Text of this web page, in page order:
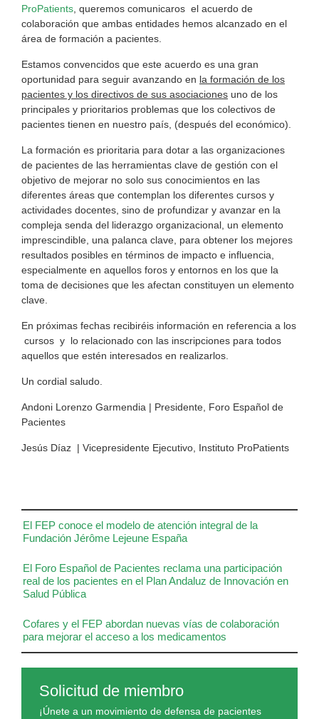
El FEP conoce el modelo de atención integral de la
Fundación Jérôme Lejeune España
El Foro Español de Pacientes reclama una participación
real de los pacientes en el Plan Andaluz de Innovación en
Salud Pública
Cofares y el FEP abordan nuevas vías de colaboración
para mejorar el acceso a los medicamentos
Solicitud de miembro
¡Únete a un movimiento de defensa de pacientes
ProPatients , queremos comunicaros el acuerdo de
colaboración que ambas entidades hemos alcanzado en el
área de formación a pacientes.
Estamos convencidos que este acuerdo es una gran
oportunidad para seguir avanzando en la formación de los
pacientes y los directivos de sus asociaciones uno de los
principales y prioritarios problemas que los colectivos de
pacientes tienen en nuestro país, (después del económico).
La formación es prioritaria para dotar a las organizaciones
de pacientes de las herramientas clave de gestión con el
objetivo de mejorar no solo sus conocimientos en las
diferentes áreas que contemplan los diferentes cursos y
actividades docentes, sino de profundizar y avanzar en la
compleja senda del liderazgo organizacional, un elemento
imprescindible, una palanca clave, para obtener los mejores
resultados posibles en términos de impacto e influencia,
especialmente en aquellos foros y entornos en los que la
toma de decisiones que les afectan constituyen un elemento
clave.
En próximas fechas recibiréis información en referencia a los
cursos y lo relacionado con las inscripciones para todos
aquellos que estén interesados en realizarlos.
Un cordial saludo.
Andoni Lorenzo Garmendia | Presidente, Foro Español de
Pacientes
Jesús Díaz | Vicepresidente Ejecutivo, Instituto ProPatients